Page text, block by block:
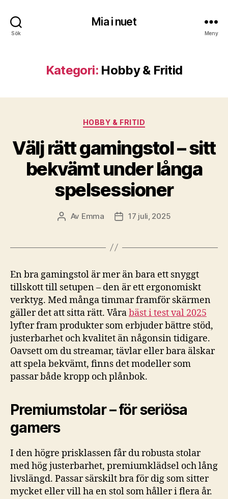
Sök
Mia i nuet
Meny
Kategori: Hobby & Fritid
Kategorier
HOBBY & FRITID
Välj rätt gamingstol – sitt
bekvämt under långa
spelsessioner
Inläggsförfattare
Av Emma Inläggsdatum
17 juli, 2025
En bra gamingstol är mer än bara ett snyggt
tillskott till setupen – den är ett ergonomiskt
verktyg. Med många timmar framför skärmen
gäller det att sitta rätt. Vårabäst i test val 2025
lyfter fram produkter som erbjuder bättre stöd,
justerbarhet och kvalitet än någonsin tidigare.
Oavsett om du streamar, tävlar eller bara älskar
att spela bekvämt, finns det modeller som
passar både kropp och plånbok.
Premiumstolar – för seriösa
gamers
I den högre prisklassen får du robusta stolar
med hög justerbarhet, premiumklädsel och lång
livslängd. Passar särskilt bra för dig som sitter
mycket eller vill ha en stol som håller i flera år.